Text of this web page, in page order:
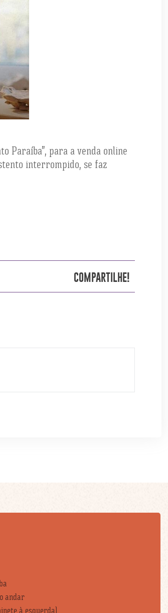
Paraíba”, para a venda online
interrompido, se faz
COMPARTILHE!
andar